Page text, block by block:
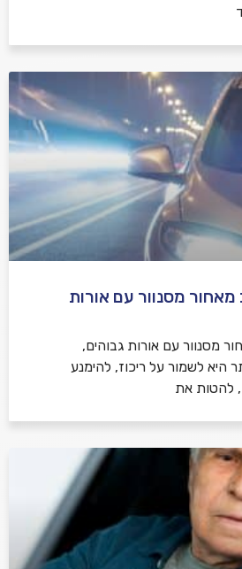
מסנוור עם אורות
מסנוור עם אורות גבוהים,
היא לשמור על ריכוז, להימנע
להטות את